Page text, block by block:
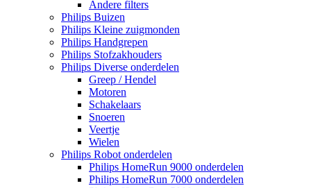
Andere filters
Philips Buizen
Philips Kleine zuigmonden
Philips Handgrepen
Philips Stofzakhouders
Philips Diverse onderdelen
Greep / Hendel
Motoren
Schakelaars
Snoeren
Veertje
Wielen
Philips Robot onderdelen
Philips HomeRun 9000 onderdelen
Philips HomeRun 7000 onderdelen